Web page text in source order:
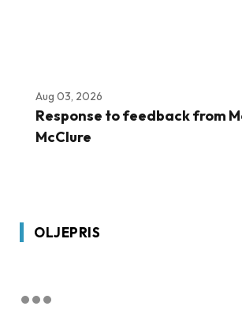
Aug 03, 2026
Response to feedback from
McClure
OLJEPRIS